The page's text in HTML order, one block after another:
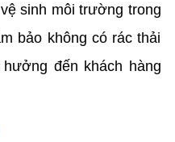
sinh môi trường trong
bảo không có rác thải
đến khách hàng